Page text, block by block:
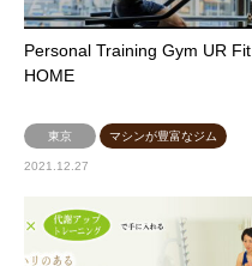
Personal Training Gym UR Fit
HOME
東京 マシンが豊富なジム
2021.12.27